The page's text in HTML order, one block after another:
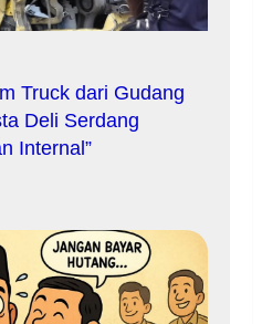
Truck dari Gudang
Deli Serdang
Internal”